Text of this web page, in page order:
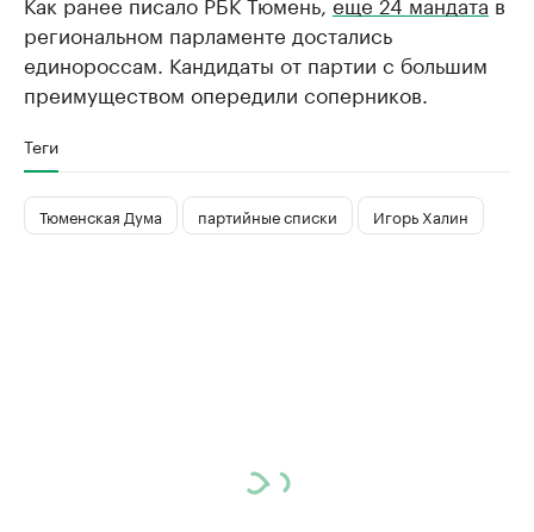
региональном парламенте достались
единороссам. Кандидаты от партии с большим
преимуществом опередили соперников.
Теги
Тюменская Дума партийные списки Игорь Халин